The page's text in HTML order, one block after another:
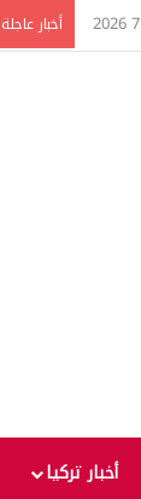
أخبار عاجلة
أخبار تركيا